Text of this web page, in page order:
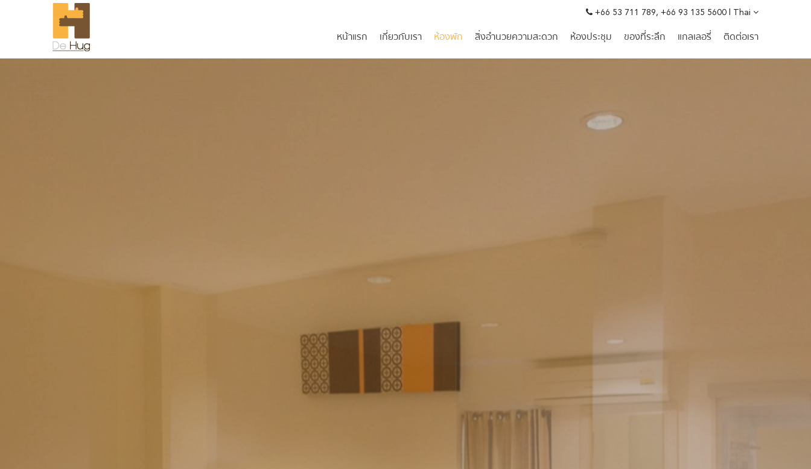
+66 53 711 789, +66 93 135 5600 Thai
หน้าแรก เกี่ยวกับเรา ห้องพัก สิ่งอำนวยความสะดวก ห้องประชุม ของที่ระลึก แกลเลอรี่ ติดต่อเรา